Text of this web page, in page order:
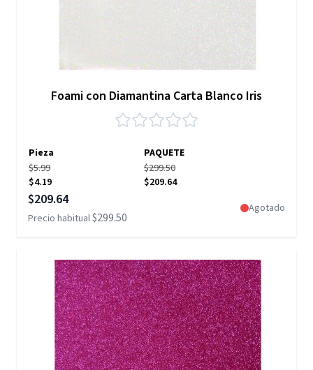
Foami con Diamantina Carta Blanco Iris
Pieza
PAQUETE
$5.99
$4.19
$299.50
$209.64
Precio especial
$209.64
Precio habitual$299.50
Agotado